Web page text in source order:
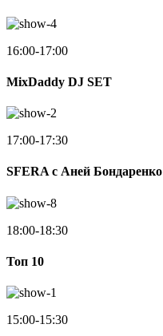
16:00-17:00
MixDaddy DJ SET
17:00-17:30
SFERA с Аней Бондаренко
18:00-18:30
Toп 10
15:00-15:30